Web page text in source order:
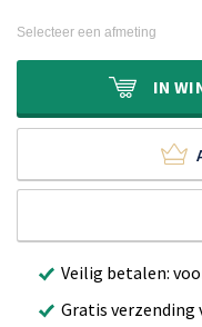
Selecteer een afmeting
IN
Veilig betalen:
Gratis verzending